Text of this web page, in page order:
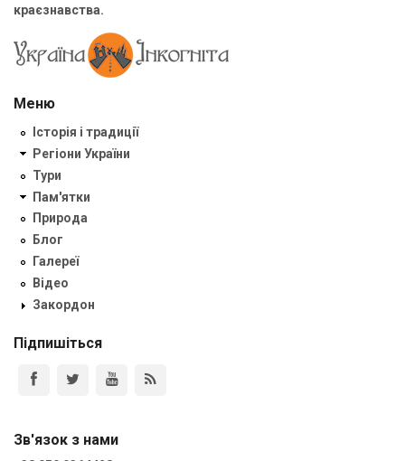
краєзнавства.
Меню
Історія і традиції
Регіони України
Тури
Пам'ятки
Природа
Блог
Галереї
Відео
Закордон
Підпишіться
Зв'язок з нами